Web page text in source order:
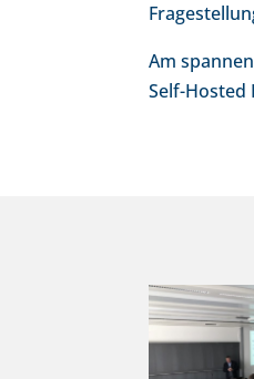
Am
Self-Hosted